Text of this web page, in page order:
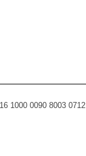
1000 0090 8003 0712